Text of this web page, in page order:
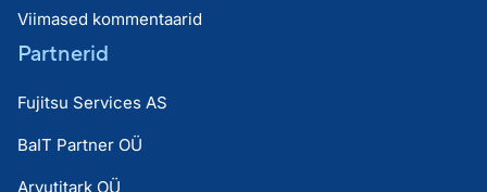
Viimased kommentaarid
Partnerid
Fujitsu Services AS
BaIT Partner OÜ
Arvutitark OÜ